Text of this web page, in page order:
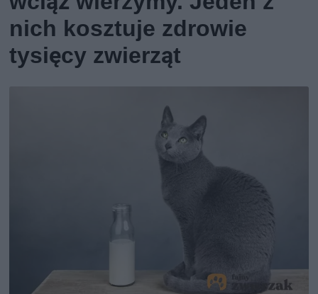
nich kosztuje zdrowie
tysięcy zwierząt